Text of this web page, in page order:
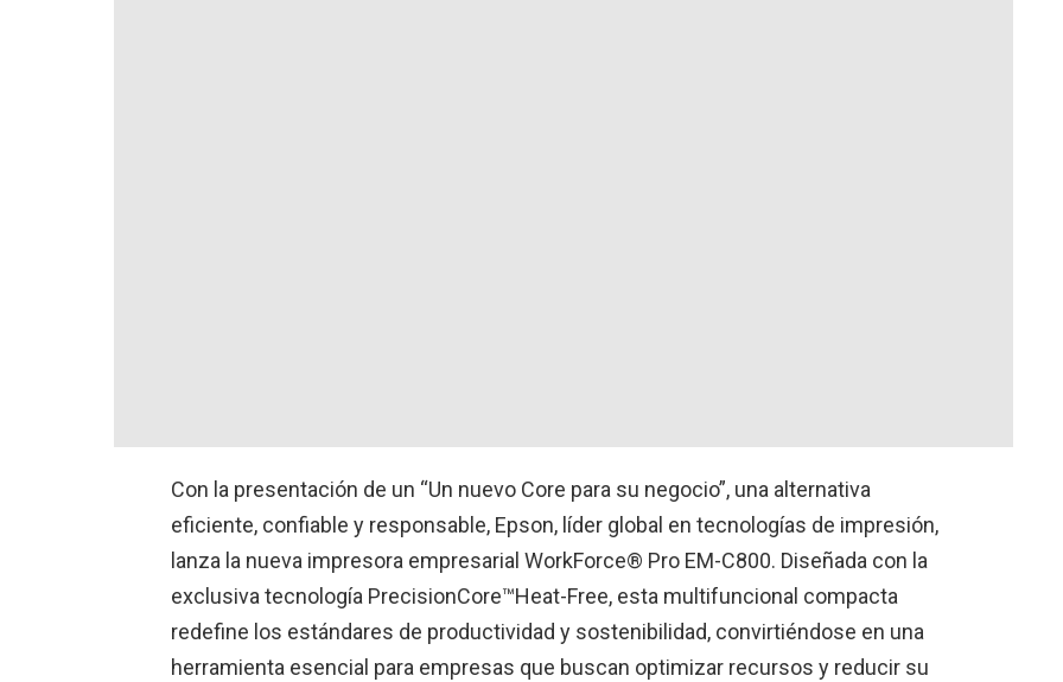
Con la presentación de un “Un nuevo Core para su negocio”, una alternativa
eficiente, confiable y responsable, Epson, líder global en tecnologías de impresión,
lanza la nueva impresora empresarial WorkForce® Pro EM-C800. Diseñada con la
exclusiva tecnología PrecisionCore™Heat-Free, esta multifuncional compacta
redefine los estándares de productividad y sostenibilidad, convirtiéndose en una
herramienta esencial para empresas que buscan optimizar recursos y reducir su